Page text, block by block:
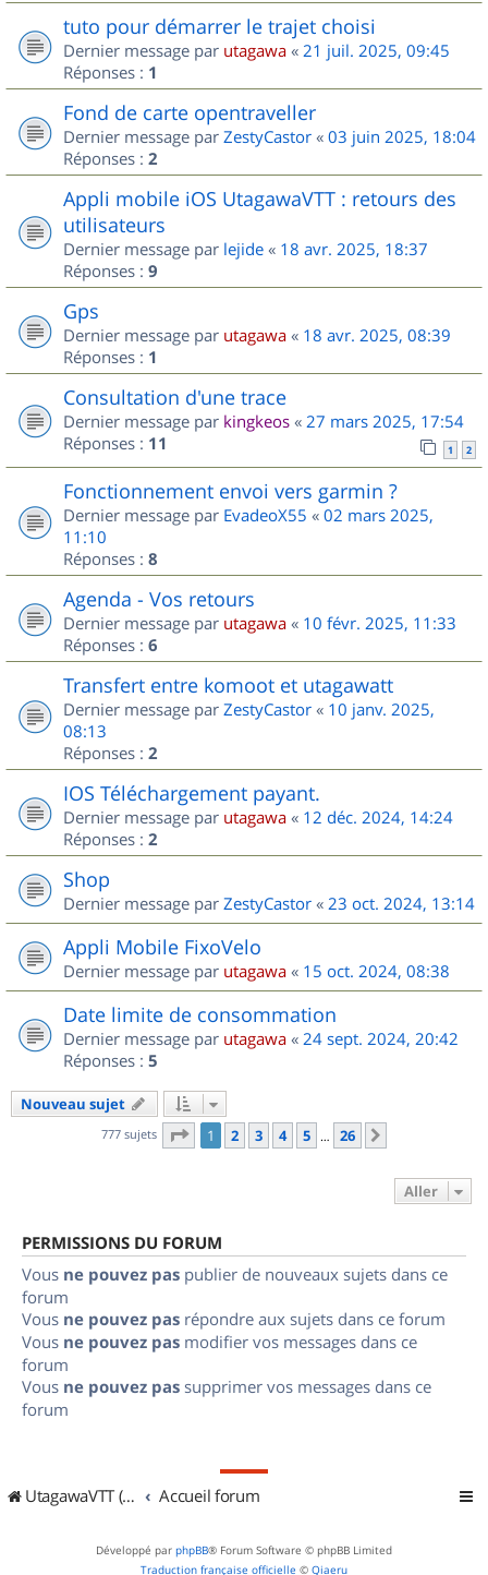
tuto pour démarrer le trajet choisi
Dernier message par utagawa « 21 juil. 2025, 09:45
Réponses : 1
Fond de carte opentraveller
Dernier message par ZestyCastor « 03 juin 2025, 18:04
Réponses : 2
Appli mobile iOS UtagawaVTT : retours des
utilisateurs
Dernier message par lejide « 18 avr. 2025, 18:37
Réponses : 9
Gps
Dernier message par utagawa « 18 avr. 2025, 08:39
Réponses : 1
Consultation d'une trace
Dernier message par kingkeos « 27 mars 2025, 17:54
Réponses : 11 1 2
Fonctionnement envoi vers garmin ?
Dernier message par EvadeoX55 « 02 mars 2025,
11:10
Réponses : 8
Agenda - Vos retours
Dernier message par utagawa « 10 févr. 2025, 11:33
Réponses : 6
Transfert entre komoot et utagawatt
Dernier message par ZestyCastor « 10 janv. 2025,
08:13
Réponses : 2
IOS Téléchargement payant.
Dernier message par utagawa « 12 déc. 2024, 14:24
Réponses : 2
Shop
Dernier message par ZestyCastor « 23 oct. 2024, 13:14
Appli Mobile FixoVelo
Dernier message par utagawa « 15 oct. 2024, 08:38
Date limite de consommation
Dernier message par utagawa « 24 sept. 2024, 20:42
Réponses : 5
Nouveau sujet
777 sujets Page 1sur
1 2 3 4 5 … 26
Aller
PERMISSIONS DU FORUM
Vous ne pouvez pas publier de nouveaux sujets dans ce
forum
Vous ne pouvez pas répondre aux sujets dans ce forum
Vous ne pouvez pas modifier vos messages dans ce
forum
Vous ne pouvez pas supprimer vos messages dans ce
forum
UtagawaVTT (Randos VTT et VTTAE avec traces GPS) Accueil forum
Développé par phpBB® Forum Software © phpBB Limited
Traduction française officielle © Qiaeru